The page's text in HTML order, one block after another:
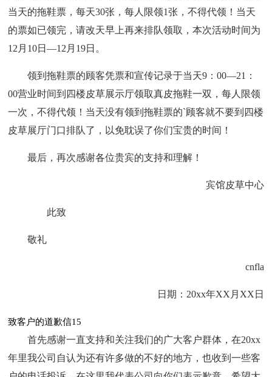
当天的拖鞋票，每天30张，每人限领1张，不得代领！当天
的票如已领完，请改天早上再来排队领取，本次活动时间为
12月10日—12月19日。
领到拖鞋票的顾客凭票和宣传记录于当天9：00—21：
00营业时间到四楼皮草展示厅领取真皮拖鞋一双，每人限领
一次，不得代领！当天没有领到拖鞋票的`顾客就不要到四楼
皮草展厅门口排队了，以免耽误了你们宝贵的时间！
最后，再次感谢各位贵宾的支持和理解！
宾馆皮草中心
此致
敬礼
cnfla
日期：20xx年XX月XX日
致客户的道歉信15
首先感谢一直支持和关注我们的广大客户群体，在20xx
年里我公司自认为还有许多做的不好的地方，也收到一些客